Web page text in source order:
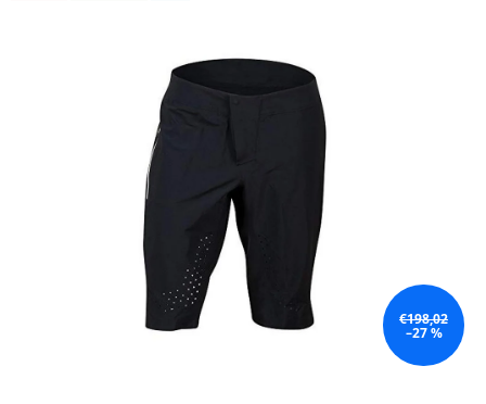
€198,02
–27 %